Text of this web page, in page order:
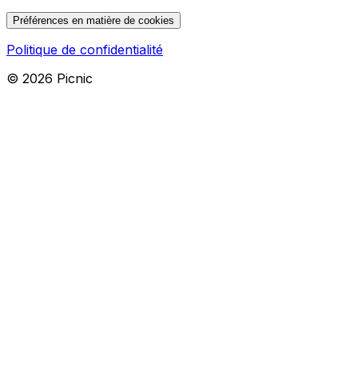
Préférences en matière de cookies
Politique de confidentialité
© 2026 Picnic